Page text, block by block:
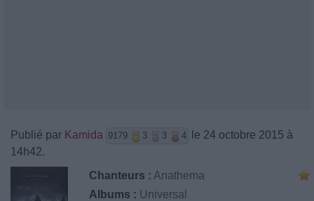
Publié par Kamida 9179 3 3 4
le 24 octobre 2015 à
14h42.
Chanteurs : Anathema
Albums : Universal